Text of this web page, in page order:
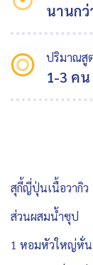
นานกว่
ปริมาณสู
1-3 คน
สุกี้ญี่ปุ่นเนื้อวากิว
ส่วนผสมน้ำซุป
1 หอมหัวใหญ่หั่